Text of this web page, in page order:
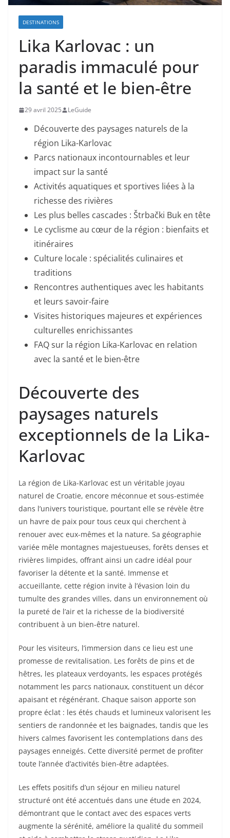
DESTINATIONS
Lika Karlovac : un
paradis immaculé pour
la santé et le bien-être
29 avril 2025 LeGuide
Découverte des paysages naturels de la
région Lika-Karlovac
Parcs nationaux incontournables et leur
impact sur la santé
Activités aquatiques et sportives liées à la
richesse des rivières
Les plus belles cascades : Štrbački Buk en tête
Le cyclisme au cœur de la région : bienfaits et
itinéraires
Culture locale : spécialités culinaires et
traditions
Rencontres authentiques avec les habitants
et leurs savoir-faire
Visites historiques majeures et expériences
culturelles enrichissantes
FAQ sur la région Lika-Karlovac en relation
avec la santé et le bien-être
Découverte des
paysages naturels
exceptionnels de la Lika-
Karlovac
La région de Lika-Karlovac est un véritable joyau
naturel de Croatie, encore méconnue et sous-estimée
dans l’univers touristique, pourtant elle se révèle être
un havre de paix pour tous ceux qui cherchent à
renouer avec eux-mêmes et la nature. Sa géographie
variée mêle montagnes majestueuses, forêts denses et
rivières limpides, offrant ainsi un cadre idéal pour
favoriser la détente et la santé. Immense et
accueillante, cette région invite à l’évasion loin du
tumulte des grandes villes, dans un environnement où
la pureté de l’air et la richesse de la biodiversité
contribuent à un bien-être naturel.
Pour les visiteurs, l’immersion dans ce lieu est une
promesse de revitalisation. Les forêts de pins et de
hêtres, les plateaux verdoyants, les espaces protégés
notamment les parcs nationaux, constituent un décor
apaisant et régénérant. Chaque saison apporte son
propre éclat : les étés chauds et lumineux valorisent les
sentiers de randonnée et les baignades, tandis que les
hivers calmes favorisent les contemplations dans des
paysages enneigés. Cette diversité permet de profiter
toute l’année d’activités bien-être adaptées.
Les effets positifs d’un séjour en milieu naturel
structuré ont été accentués dans une étude en 2024,
démontrant que le contact avec des espaces verts
augmente la sérénité, améliore la qualité du sommeil